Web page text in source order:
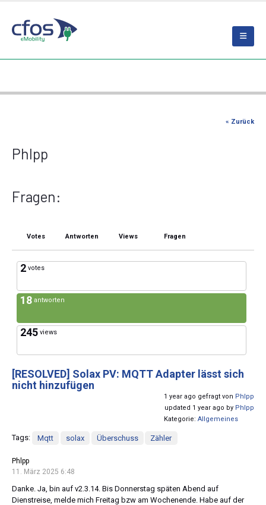
« Zurück
Phlpp
Fragen:
Votes Antworten Views Fragen
2 votes
18 antworten
245 views
[RESOLVED] Solax PV: MQTT Adapter lässt sich
nicht hinzufügen
1 year ago gefragt von Phlpp
updated 1 year ago by Phlpp
Kategorie: Allgemeines
Tags: Mqtt solax Überschuss Zähler
Phlpp
11. März 2025 6:48
Danke. Ja, bin auf v2.3.14. Bis Donnerstag späten Abend auf
Dienstreise, melde mich Freitag bzw am Wochenende. Habe auf der